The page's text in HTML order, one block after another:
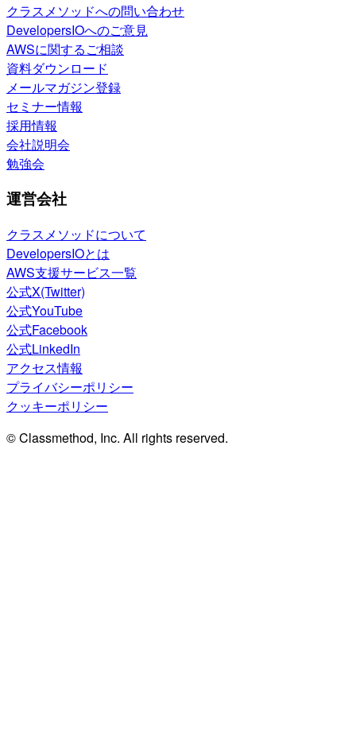
クラスメソッドへの問い合わせ
DevelopersIOへのご意見
AWSに関するご相談
資料ダウンロード
メールマガジン登録
セミナー情報
採用情報
会社説明会
勉強会
運営会社
クラスメソッドについて
DevelopersIOとは
AWS支援サービス一覧
公式X(Twitter)
公式YouTube
公式Facebook
公式LinkedIn
アクセス情報
プライバシーポリシー
クッキーポリシー
© Classmethod, Inc. All rights reserved.